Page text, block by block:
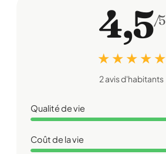
4,5/5
★ ★ ★ ★ ★
2 avis d'habitants
Qualité de vie
Coût de la vie